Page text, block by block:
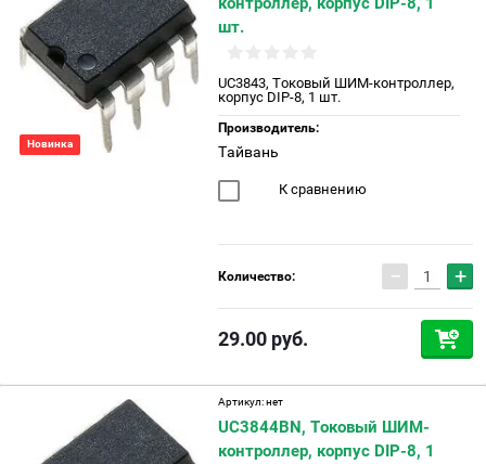
Новинка
шт.
UC3843, Токовый ШИМ-контроллер,
корпус DIP-8, 1 шт.
Производитель:
Тайвань
К сравнению
Количество: − +
29.00 руб.
Артикул:нет
UC3844BN, Токовый ШИМ-
контроллер, корпус DIP-8, 1